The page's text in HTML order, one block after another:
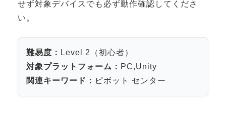
《最新プロダクト》
超体験★販促システム『XR Showcase Hub』2025年4月発売
MR体験型研修プラットフォーム『LegacyLink XR』2025年10月
バーチャルイベントプラットフォーム『MetaLiveStage』2025年
3D空間キャプチャーアプリ『Qoocan』
開発中
せず対象デバイスでも必ず動作確認してくださ
い。
難易度： Level 2（初心者）
対象プラットフォーム： PC,Unity
関連キーワード： ピボット センター